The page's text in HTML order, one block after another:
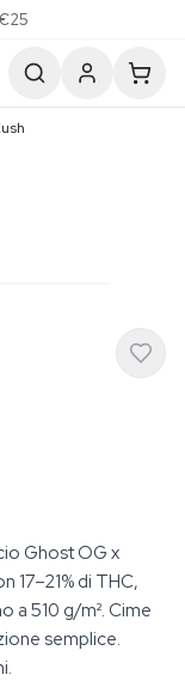
Ghost OG x
17–21% di THC,
a 510 g/m². Cime
semplice.